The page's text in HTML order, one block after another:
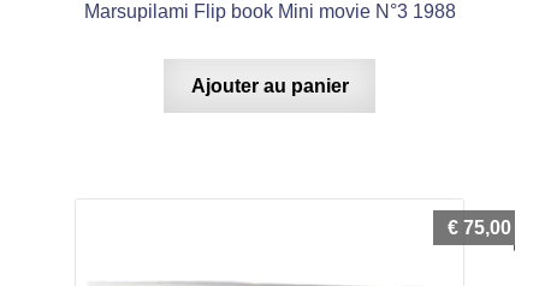
Marsupilami Flip book Mini movie N°3 1988
Ajouter au panier
€ 75,00